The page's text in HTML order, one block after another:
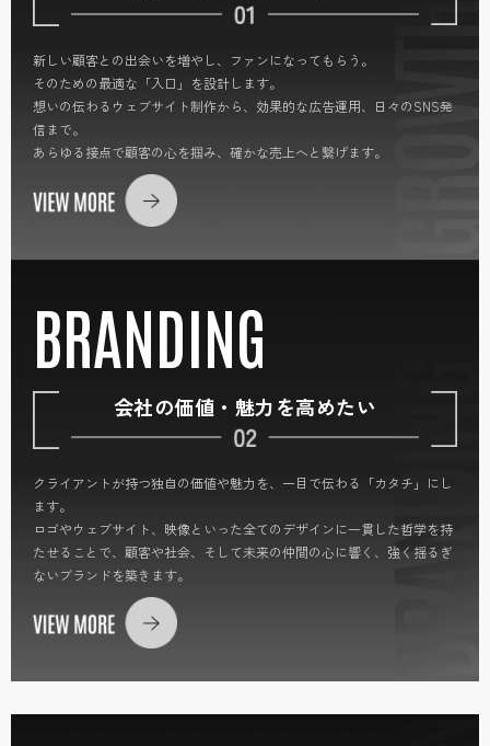
新しい顧客との出会いを増やし、ファンになってもらう。
そのための最適な「入口」を設計します。
想いの伝わるウェブサイト制作から、効果的な広告運用、日々のSNS発
信まで。
あらゆる接点で顧客の心を掴み、確かな売上へと繋げます。
BRANDING
会社の価値・魅力を高めたい
クライアントが持つ独自の価値や魅力を、一目で伝わる「カタチ」にし
ます。
ロゴやウェブサイト、映像といった全てのデザインに一貫した哲学を持
たせることで、顧客や社会、そして未来の仲間の心に響く、強く揺るぎ
ないブランドを築きます。